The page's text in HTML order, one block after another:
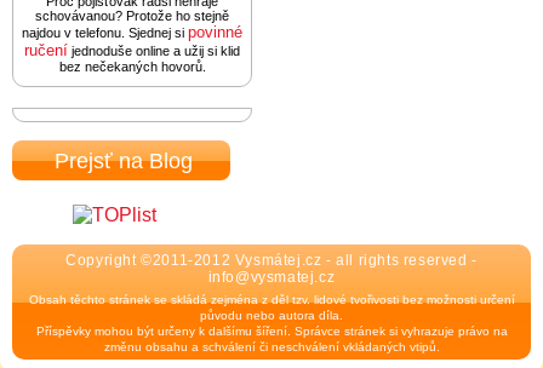
schovávanou? Protože ho stejně
najdou v telefonu. Sjednej si povinné
ručení jednoduše online a užij si klid
bez nečekaných hovorů.
Prejsť na Blog
Copyright ©2011-2012 Vysmátej.cz - all rights reserved -
info@vysmatej.cz
Obsah těchto stránek se skládá zejména z děl tzv. lidové tvořivosti bez možnosti určení
původu nebo autora díla.
Příspěvky mohou být určeny k dalšímu šíření. Správce stránek si vyhrazuje právo na
změnu obsahu a schválení či neschválení vkládaných vtipů.